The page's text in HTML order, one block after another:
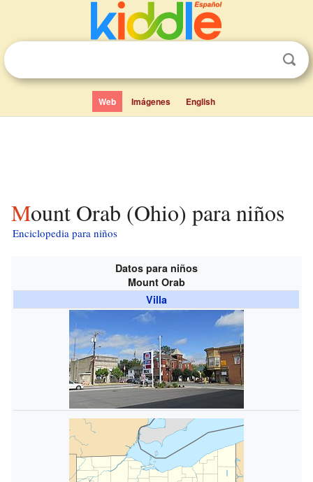
Web Imágenes English
Mount Orab (Ohio) para niños
Enciclopedia para niños
Datos para niños
Mount Orab
Villa